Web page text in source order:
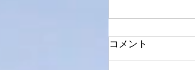
コメント